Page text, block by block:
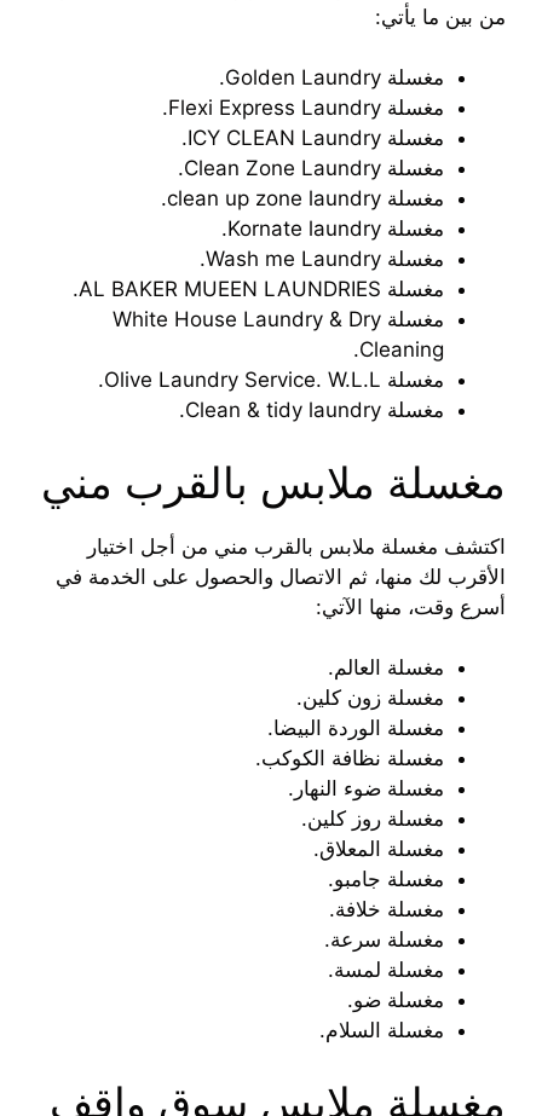
من بين ما يأتي:
مغسلة Golden Laundry.
مغسلة Flexi Express Laundry.
مغسلة ICY CLEAN Laundry.
مغسلة Clean Zone Laundry.
مغسلة clean up zone laundry.
مغسلة Kornate laundry.
مغسلة Wash me Laundry.
مغسلة AL BAKER MUEEN LAUNDRIES.
مغسلة White House Laundry & Dry
Cleaning.
مغسلة Olive Laundry Service. W.L.L.
مغسلة Clean & tidy laundry.
مغسلة ملابس بالقرب مني
اكتشف مغسلة ملابس بالقرب مني من أجل اختيار
الأقرب لك منها، ثم الاتصال والحصول على الخدمة في
أسرع وقت، منها الآتي:
مغسلة العالم.
مغسلة زون كلين.
مغسلة الوردة البيضا.
مغسلة نظافة الكوكب.
مغسلة ضوء النهار.
مغسلة روز كلين.
مغسلة المعلاق.
مغسلة جامبو.
مغسلة خلافة.
مغسلة سرعة.
مغسلة لمسة.
مغسلة ضو.
مغسلة السلام.
مغسلة ملابس سوق واقف